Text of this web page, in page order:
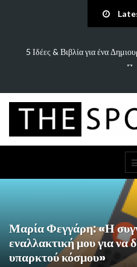
5 Ιδέες & Βιβλία για ένα
Μαρία Φεγγάρη: «Η
εναλλακτική μου για να
υπαρκτού κόσμου»